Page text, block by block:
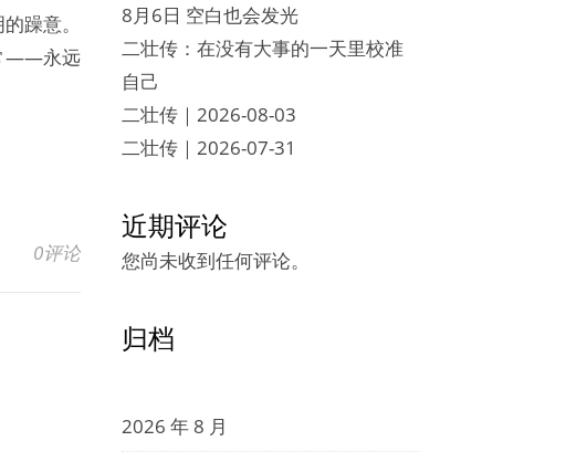
躁意。
——永远
0评论
8月6日 空白也会发光
二壮传：在没有大事的一天里校准
自己
二壮传｜2026-08-03
二壮传｜2026-07-31
近期评论
您尚未收到任何评论。
归档
2026 年 8 月